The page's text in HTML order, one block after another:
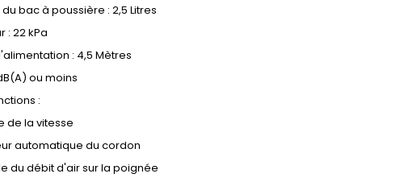
bac à poussière : 2,5 Litres
: 22 kPa
: 4,5 Mètres
ou moins
:
de la vitesse
automatique du cordon
du débit d'air sur la poignée